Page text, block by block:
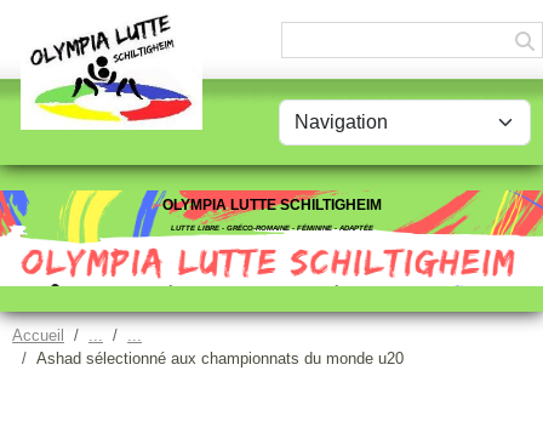
OLYMPIA LUTTE SCHILTIGHEIM
LUTTE LIBRE - GRÉCO-ROMAINE - FÉMININE - ADAPTÉE
Accueil
Ashad sélectionné aux championnats du monde u20
Panneau de gestion des cookies